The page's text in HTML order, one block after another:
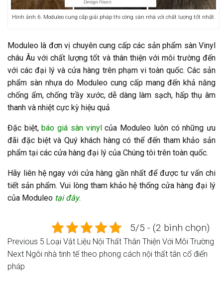
Hình ảnh 6. Moduleo cung cấp giải pháp thi công sàn nhà với chất lượng tốt nhất.
Moduleo là đơn vị chuyên cung cấp các sản phẩm sàn Vinyl
châu Âu với chất lượng tốt và thân thiện với môi trường đến
với các đại lý và cửa hàng trên phạm vi toàn quốc. Các sản
phẩm sàn nhựa do Moduleo cung cấp mang đến khả năng
chống ẩm, chống trầy xước, dễ dàng làm sạch, hấp thụ âm
thanh và nhiệt cực kỳ hiệu quả
Đặc biệt,báo giá sàn vinyl của Moduleo luôn có những ưu
đãi đặc biệt và Quý khách hàng có thể đến tham khảo sản
phẩm tại các cửa hàng đại lý của Chúng tôi trên toàn quốc.
Hãy liên hệ ngay với cửa hàng gần nhất để được tư vấn chi
tiết sản phẩm. Vui lòng tham khảo hệ thống cửa hàng đại lý
của Moduleo tại đây.
5/5 - (2 bình chọn)
Điều
hướng
Previous
Post
Previous 5 Loại Vật Liệu Nội Thất Thân Thiện Với Môi Trường
Next
Post
Next Ngôi nhà tinh tế theo phong cách nội thất tân cổ điển
pháp